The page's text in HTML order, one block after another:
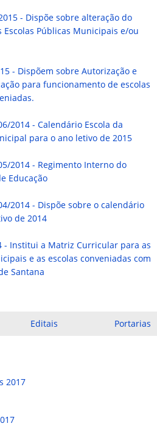
- Dispõe sobre alteração do
Públicas Municipais e/ou
- Dispõem sobre Autorização e
para funcionamento de escolas
2014 - Calendário Escola da
para o ano letivo de 2015
05/2014 - Regimento Interno do
Educação
04/2014 - Dispõe sobre o calendário
de 2014
- Institui a Matriz Curricular para as
e as escolas conveniadas com
Santana
Editais Portarias
2017